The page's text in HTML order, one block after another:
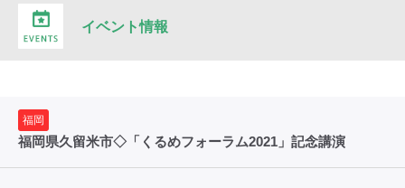
イベント情報
福岡
福岡県久留米市◇「くるめフォーラム2021」記念講演